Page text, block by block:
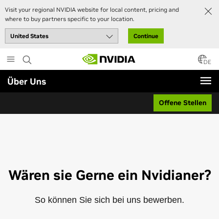
Visit your regional NVIDIA website for local content, pricing and
where to buy partners specific to your location.
Continue
to
main
content
DE
Über Uns
Offene Stellen
Wären sie Gerne ein Nvidianer?
So können Sie sich bei uns bewerben.